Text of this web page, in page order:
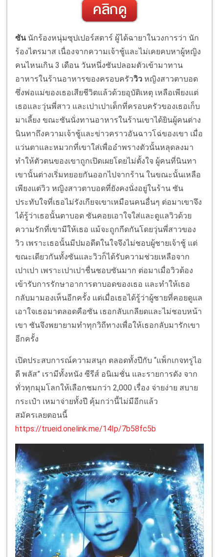
ซัน นักร้องหนุ่มซุปเปอร์สตาร์ ผู้ได้ฉายาในวงการว่า นัก
ร้องไตรมาส เนื่องจากความเจ้าชู้และไม่เคยคบหาผู้หญิง
คนไหนเกิน 3 เดือน วันหนึ่งซันปลอมตัวเข้ามาทาน
อาหารในร้านอาหารของครอบครัววิว หญิงสาวตาบอด
ซึ่งพ่อแม่ของเธอเสียชีวิตแล้วด้วยอุบัติเหตุ เหลือเพียงแต่
เธอและวุ่นพี่สาว และเปาเปาเด็กที่ครอบครัวของเธอเก็บ
มาเลี้ยง ขณะซันนั่งทานอาหารในร้านเขาได้ยินผู้คนต่าง
นินทาถึงความเจ้าชู้และข่าวคราวอันฉาวโฉ่ของเขา เมื่อ
แว่นตาและหมวกที่เขาใส่เพื่ออำพรางตัวนั้นหลุดลงมา
ทำให้ตัวตนของเขาถูกเปิดเผยโดยไม่ตั้งใจ ผู้คนที่นินทา
เขานั้นต่างเริ่มทยอยกันออกไปจากร้าน ในขณะนั้นเหลือ
เพียงแต่วิว หญิงสาวตาบอดที่ยังคงนั่งอยู่ในร้าน ซัน
ประทับใจที่เธอไม่รังเกียจเขาเหมือนคนอื่นๆ ต่อมาเขาจึง
ได้รู้ว่าเธอนั้นตาบอด ซันคอยเอาใจใส่และดูแลวิวด้วย
ความรักที่เขามีให้เธอ แม้จะถูกกีดกันโดยวุ่นพี่สาวของ
วิว เพราะเธอนั้นมีปมอดีตในใจจึงไม่ชอบผู้ชายเจ้าชู้ แต่
ขณะเดียวกันทั้งซันและวิวก็ได้รับความช่วยเหลือจาก
เปาเปา เพราะเปาเปาชื่นชอบซันมาก ต่อมาเมื่อวิวต้อง
เข้ารับการรักษาอาการตาบอดของเธอ และทำให้เธอ
กลับมามองเห็นอีกครั้ง แต่เมื่อเธอได้รู้ว่าผู้ชายที่คอยดูแล
เอาใจเธอมาตลอดคือซัน เธอกลับเกลียดและไม่ชอบหน้า
เขา ซันจึงพยายามทำทุกวิถีทางเพื่อให้เธอกลับมารักเขา
อีกครั้ง
เปิดประสบการณ์ความสนุก ตลอดทั้งปีกับ “แพ็กเกจทรูไอ
ดี พลัส” เรามีทั้งหนัง ซีรีส์ อนิเมชั่น และรายการดัง จาก
ทั่วทุกมุมโลกให้เลือกชมกว่า 2,000 เรื่อง จ่ายง่าย สบาย
กระเป๋า เหมาจ่ายทั้งปี คุ้มกว่านี้ไม่มีอีกแล้ว
สมัครเลยตอนนี้
https://trueid.onelink.me/14Ip/7b58fc5b